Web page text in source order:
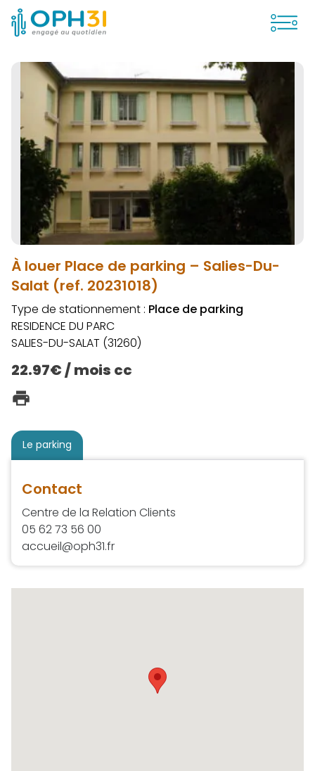
À louer Place de parking – Salies-Du-
Salat (ref. 20231018)
Type de stationnement : Place de parking
RESIDENCE DU PARC
SALIES-DU-SALAT (31260)
22.97€ / mois cc
Le parking
Contact
Centre de la Relation Clients
05 62 73 56 00
accueil@oph31.fr